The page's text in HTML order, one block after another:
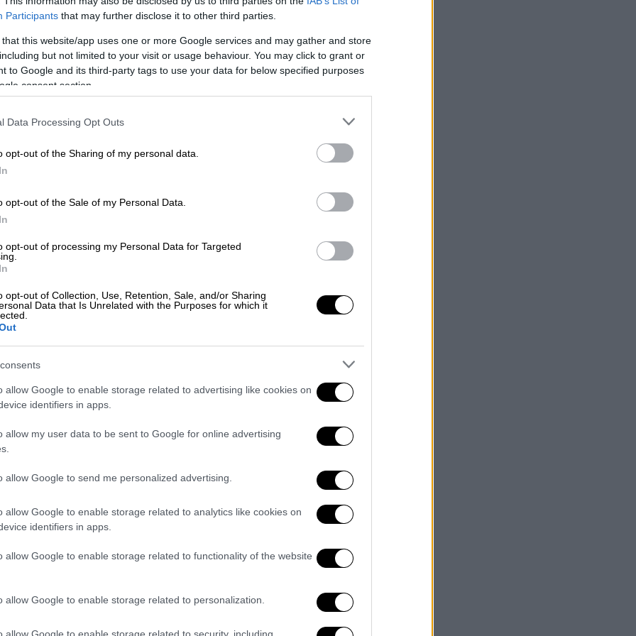
Participants that may further disclose it to other third parties.
that this website/app uses one or more Google services and may gather and store
but not limited to your visit or usage behaviour. You may click to grant or
to Google and its third-party tags to use your data for below specified purposes
consent section.
Data Processing Opt Outs
opt-out of the Sharing of my personal data.
opt-out of the Sale of my Personal Data.
opt-out of processing my Personal Data for Targeted
opt-out of Collection, Use, Retention, Sale, and/or Sharing
Data that Is Unrelated with the Purposes for which it
allow Google to enable storage related to advertising like cookies on
identifiers in apps.
allow my user data to be sent to Google for online advertising
allow Google to send me personalized advertising.
allow Google to enable storage related to analytics like cookies on
identifiers in apps.
allow Google to enable storage related to functionality of the website
allow Google to enable storage related to personalization.
το περιστατικό που έλαβε χώρα στη
9ης Μαΐου, το Αστυνομικό Τμήμα του
στο Ίγκρετ Σορς Ντράιβ. Τη
το θύμα, τραυματισμένο σε
στο σημείο και το θύμα διακομίσθηκε
ότι ήταν νεκρός στις 2:33, από τον
από το δίπλωμα οδηγήσής του. Έχει
όπλο.
και είδαμε ότι ο ύποπτος,
αναγνώρισε ένα άγνωστο όχημα
το μέρος του, με τον πατέρα του
που μιλούσε με τον γιο του, Λόρενς. Ο
διότι βρισκόταν σε απόσταση, είδε
του και άκουσε τον πυροβολισμό,
ερχόταν. Πήγε στο συγκεκριμένο
θέση του οδηγού και του έδωσε τις
ο τελικός του Conference League το